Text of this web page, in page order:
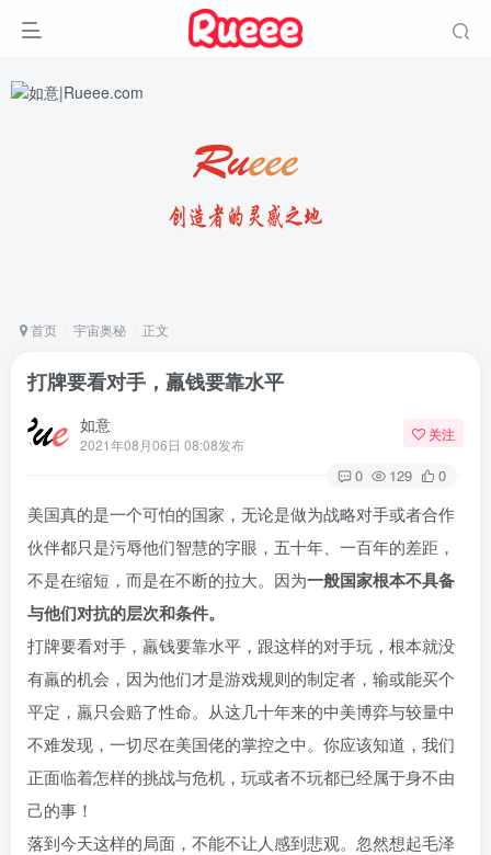
首页 宇宙奥秘 正文
打牌要看对手，羸钱要靠水平
如意
2021年08月06日 08:08发布
关注
0 129 0
美国真的是一个可怕的国家，无论是做为战略对手或者合作
伙伴都只是污辱他们智慧的字眼，五十年、一百年的差距，
不是在缩短，而是在不断的拉大。因为一般国家根本不具备
与他们对抗的层次和条件。
打牌要看对手，羸钱要靠水平，跟这样的对手玩，根本就没
有羸的机会，因为他们才是游戏规则的制定者，输或能买个
平定，羸只会赔了性命。从这几十年来的中美博弈与较量中
不难发现，一切尽在美国佬的掌控之中。你应该知道，我们
正面临着怎样的挑战与危机，玩或者不玩都已经属于身不由
己的事！
落到今天这样的局面，不能不让人感到悲观。忽然想起毛泽